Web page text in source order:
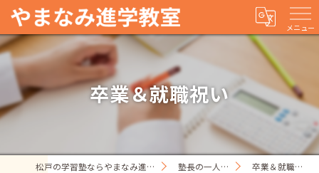
メニュー
卒業＆就職祝い
松戸の学習塾ならやまなみ進学教室 塾長の一人ごと 卒業＆就職祝い